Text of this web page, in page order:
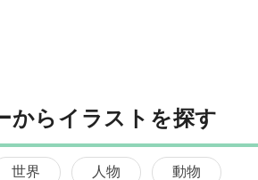
からイラストを探す
世界 人物 動物